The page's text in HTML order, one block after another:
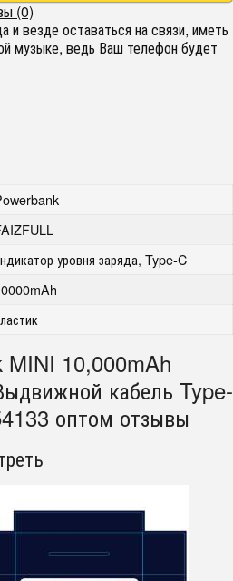
(0)
везде оставаться на связи, иметь
музыке, ведь Ваш телефон будет
уровня заряда, Type-C
10,000mAh
кабель Type-
оптом отзывы